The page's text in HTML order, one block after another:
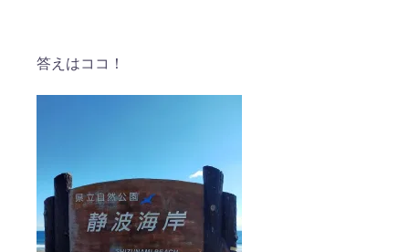
答えはココ！